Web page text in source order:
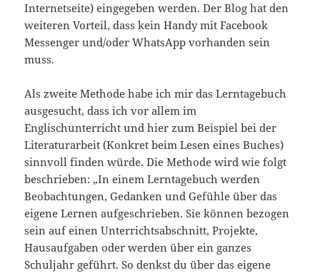
Internetseite) eingegeben werden. Der Blog hat den
weiteren Vorteil, dass kein Handy mit Facebook
Messenger und/oder WhatsApp vorhanden sein
muss.
Als zweite Methode habe ich mir das Lerntagebuch
ausgesucht, dass ich vor allem im
Englischunterricht und hier zum Beispiel bei der
Literaturarbeit (Konkret beim Lesen eines Buches)
sinnvoll finden würde. Die Methode wird wie folgt
beschrieben: „In einem Lerntagebuch werden
Beobachtungen, Gedanken und Gefühle über das
eigene Lernen aufgeschrieben. Sie können bezogen
sein auf einen Unterrichtsabschnitt, Projekte,
Hausaufgaben oder werden über ein ganzes
Schuljahr geführt. So denkst du über das eigene